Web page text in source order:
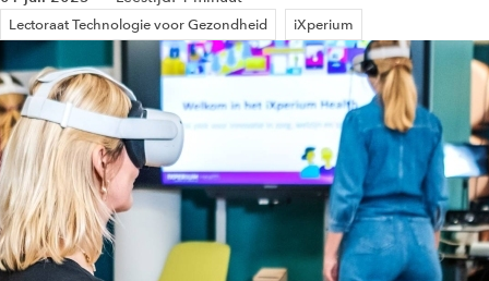
Lectoraat Technologie voor Gezondheid iXperium